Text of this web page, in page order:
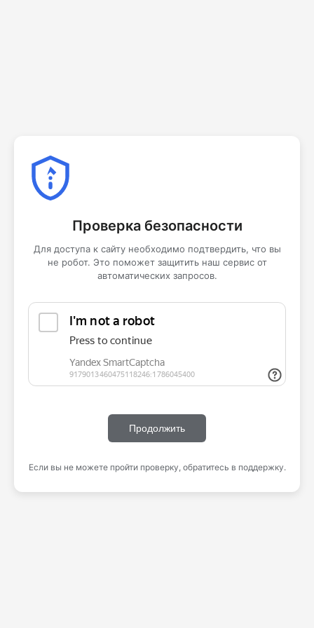
Проверка безопасности
Для доступа к сайту необходимо подтвердить, что вы
не робот. Это поможет защитить наш сервис от
автоматических запросов.
Продолжить
Если вы не можете пройти проверку, обратитесь в поддержку.